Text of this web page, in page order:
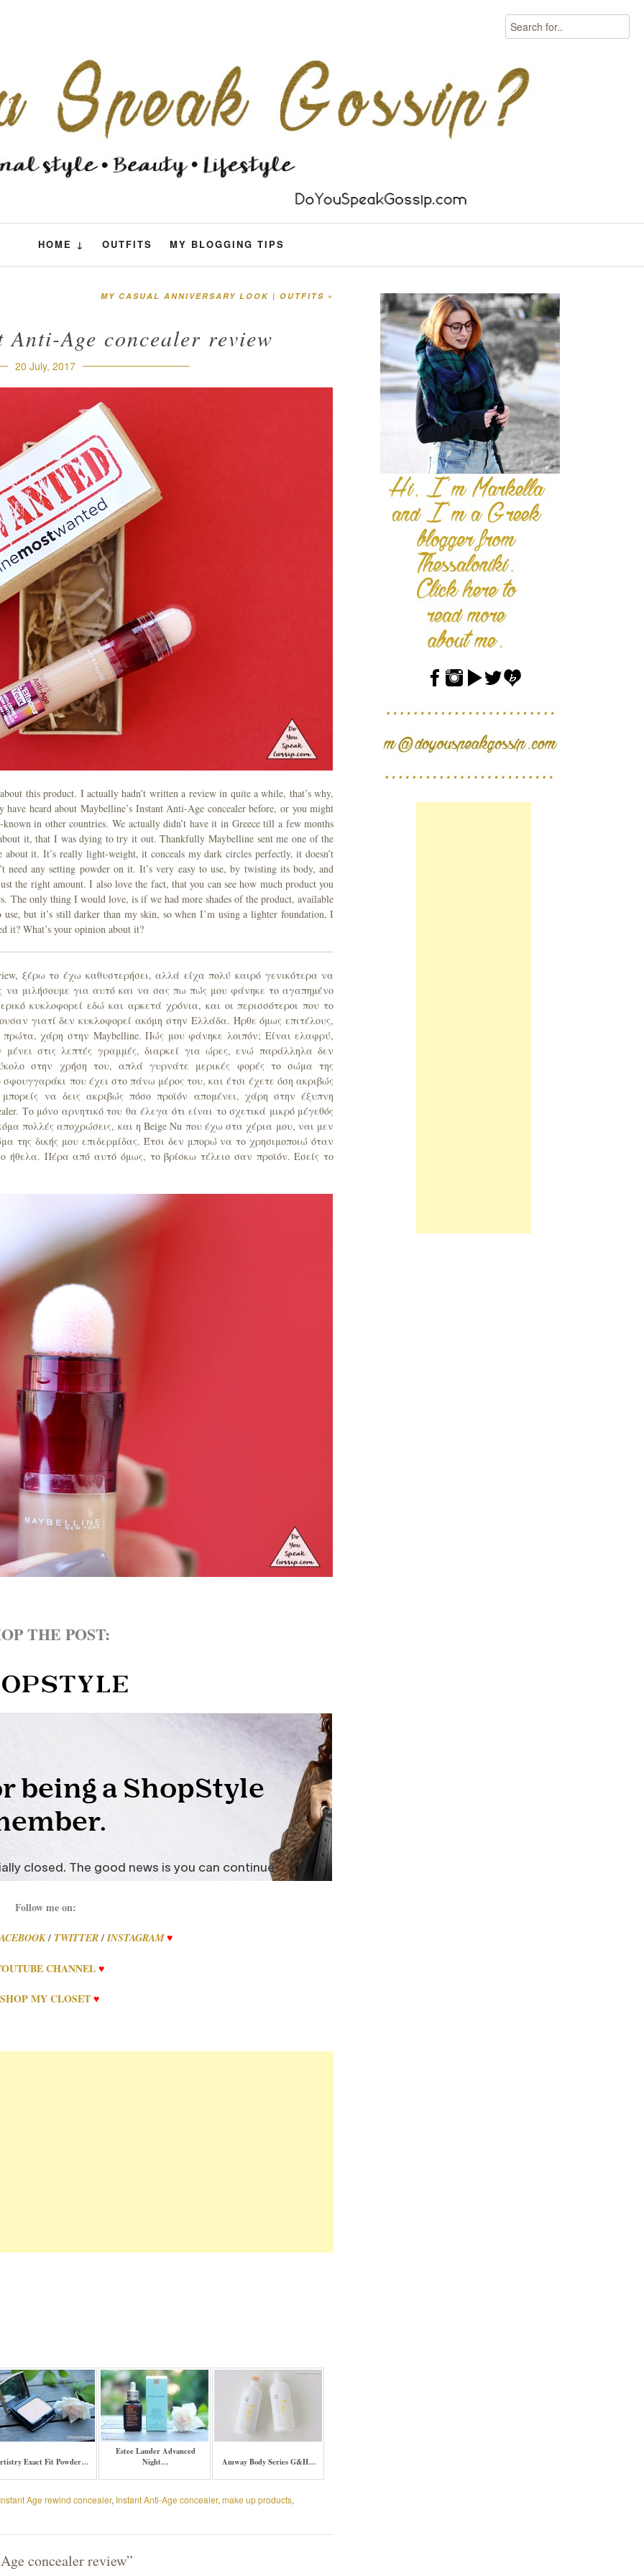
Search
HOME ↓ OUTFITS MY BLOGGING TIPS
MY CASUAL ANNIVERSARY LOOK | OUTFITS»
Age concealer review
20 July, 2017
this product. I actually hadn’t written a review in quite a while, that’s why,
heard about Maybelline’s Instant Anti-Age concealer before, or you might
in other countries. We actually didn’t have it in Greece till a few months
it, that I was dying to try it out. Thankfully Maybelline sent me one of the
about it. It’s really light-weight, it conceals my dark circles perfectly, it doesn’t
need any setting powder on it. It’s very easy to use, by twisting its body, and
the right amount. I also love the fact, that you can see how much product you
The only thing I would love, is if we had more shades of the product, available
but it’s still darker than my skin, so when I’m using a lighter foundation, I
it? What’s your opinion about it?
ξέρω το έχω καθυστερήσει, αλλά είχα πολύ καιρό γενικότερα να
μιλήσουμε για αυτό και να σας πω πώς μου φάνηκε το αγαπημένο
κυκλοφορεί εδώ και αρκετά χρόνια, και οι περισσότεροι που το
γιατί δεν κυκλοφορεί ακόμη στην Ελλάδα. Ήρθε όμως επιτέλους,
χάρη στην Maybelline. Πώς μου φάνηκε λοιπόν; Είναι ελαφρύ,
στις λεπτές γραμμές, διαρκεί για ώρες, ενώ παράλληλα δεν
στην χρήση του, απλά γυρνάτε μερικές φορές το σώμα της
που έχει στο πάνω μέρος του, και έτσι έχετε όση ακριβώς
να δεις ακριβώς πόσο προϊόν απομένει, χάρη στην έξυπνη
Το μόνο αρνητικό του θα έλεγα ότι είναι το σχετικά μικρό μέγεθός
πολλές αποχρώσεις, και η Beige Nu που έχω στα χέρια μου, ναι μεν
της δικής μου επιδερμίδας. Έτσι δεν μπορώ να το χρησιμοποιώ όταν
Πέρα από αυτό όμως, το βρίσκω τέλειο σαν προϊόν. Εσείς το
THE POST:
Follow me on:
/ TWITTER / INSTAGRAM ♥
CHANNEL♥
SHOP MY CLOSET♥
Exact Fit Powder…
Estee Lauder Advanced
Night…
Amway Body Series G&H…
Age rewind concealer, Instant Anti-Age concealer, make up products,
concealer review”